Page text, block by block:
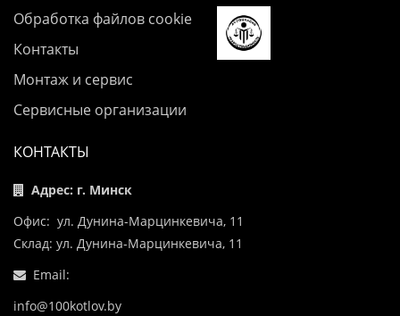
Обработка файлов cookie
Контакты
Монтаж и сервис
Сервисные организации
КОНТАКТЫ
Адрес: г. Минск
Офис: ул. Дунина-Марцинкевича, 11
Склад: ул. Дунина-Марцинкевича, 11
Email:
info@100kotlov.by